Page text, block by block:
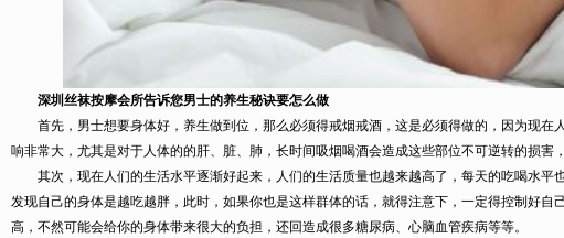
深圳丝袜按摩会所告诉您男士的养生秘诀要怎么做
首先，男士想要身体好，养生做到位，那么必须得戒烟戒酒，这是必须得做的，因为现在
响非常大，尤其是对于人体的的肝、脏、肺，长时间吸烟喝酒会造成这些部位不可逆转的损害
其次，现在人们的生活水平逐渐好起来，人们的生活质量也越来越高了，每天的吃喝水平
发现自己的身体是越吃越胖，此时，如果你也是这样群体的话，就得注意下，一定得控制好自
高，不然可能会给你的身体带来很大的负担，还回造成很多糖尿病、心脑血管疾病等等。